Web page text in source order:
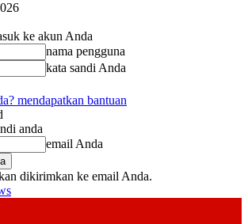
ke akun Anda
nama pengguna
kata sandi Anda
mendapatkan bantuan
anda
email Anda
dikirimkan ke email Anda.